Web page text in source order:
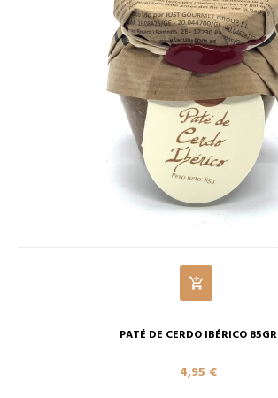
PATÉ DE CERDO IBÉRICO 85GR
4,95 €